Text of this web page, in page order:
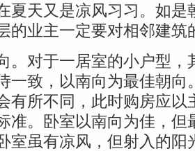
夏天又是凉风习习。如是
的业主一定要对相邻建筑
。对于一居室的小户型，
一致，以南向为最佳朝向
有所不同，此时购房应以
准。卧室以南向为佳，但
室虽有凉风，但射入的阳